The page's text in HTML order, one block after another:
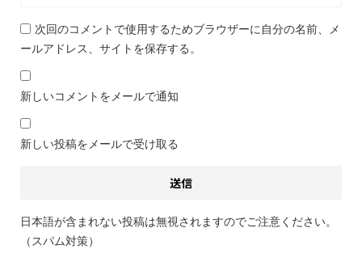
次回のコメントで使用するためブラウザーに自分の名前、メ
ールアドレス、サイトを保存する。
新しいコメントをメールで通知
新しい投稿をメールで受け取る
日本語が含まれない投稿は無視されますのでご注意ください。
（スパム対策）